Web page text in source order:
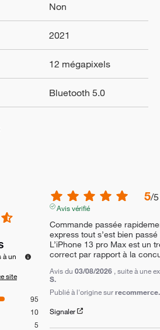
Non
2021
12 mégapixels
Bluetooth 5.0
à un
site
95
10
5
5/5
Avis vérifié
Commande passée
express tout s’est bien passé
L’iPhone 13 pro Max est un
correct par rapport à la
Avis du 03/08/2026 , suite à une
S.
Publié à l'origine sur
Signaler